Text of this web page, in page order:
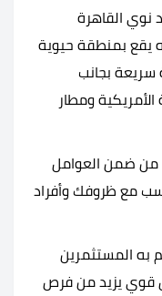
نوي القاهرة
يقع بمنطقة حيوية
سريعة بجانب
ومطار
من ضمن العوامل
مع ظروفك وأفراد
به المستثمرين
قوي يزيد من فرص